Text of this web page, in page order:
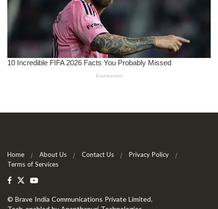
Home About Us Contact Us
Privacy Policy
Terms of Services
© Brave India Communications Private Limited.